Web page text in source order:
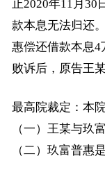
止2020年11月30
款本息无法归还
惠偿还借款本息
败诉后，原告王
最高院裁定：本
（一）王某与玖
（二）玖富普惠